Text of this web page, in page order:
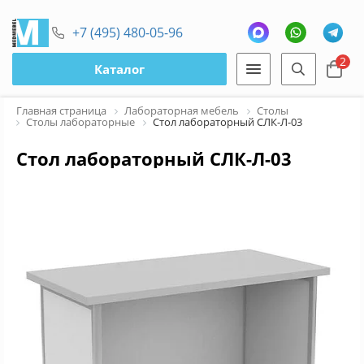
+7 (495) 480-05-96
Каталог 2
Главная страница Лабораторная мебель Столы
Столы лабораторные Стол лабораторный СЛК-Л-03
Стол лабораторный СЛК-Л-03